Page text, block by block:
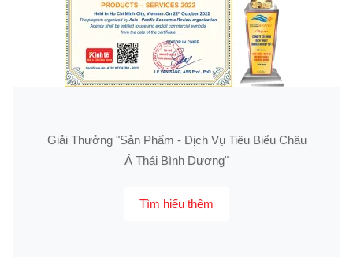
Giải Thưởng "Sản Phẩm - Dịch Vụ Tiêu Biểu Châu
Á Thái Bình Dương"
Tìm hiểu thêm